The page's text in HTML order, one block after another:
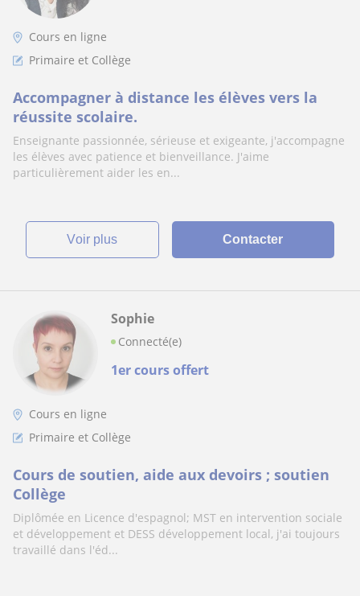
Cours en ligne
Primaire et Collège
Accompagner à distance les élèves vers la
réussite scolaire.
Enseignante passionnée, sérieuse et exigeante, j'accompagne
les élèves avec patience et bienveillance. J'aime
particulièrement aider les en...
voir plus Contacter
1er cours offert
Sophie
Connecté(e)
Cours en ligne
Primaire et Collège
Cours de soutien, aide aux devoirs ; soutien
Collège
Diplômée en Licence d'espagnol; MST en intervention sociale
et développement et DESS développement local, j'ai toujours
travaillé dans l'éd...